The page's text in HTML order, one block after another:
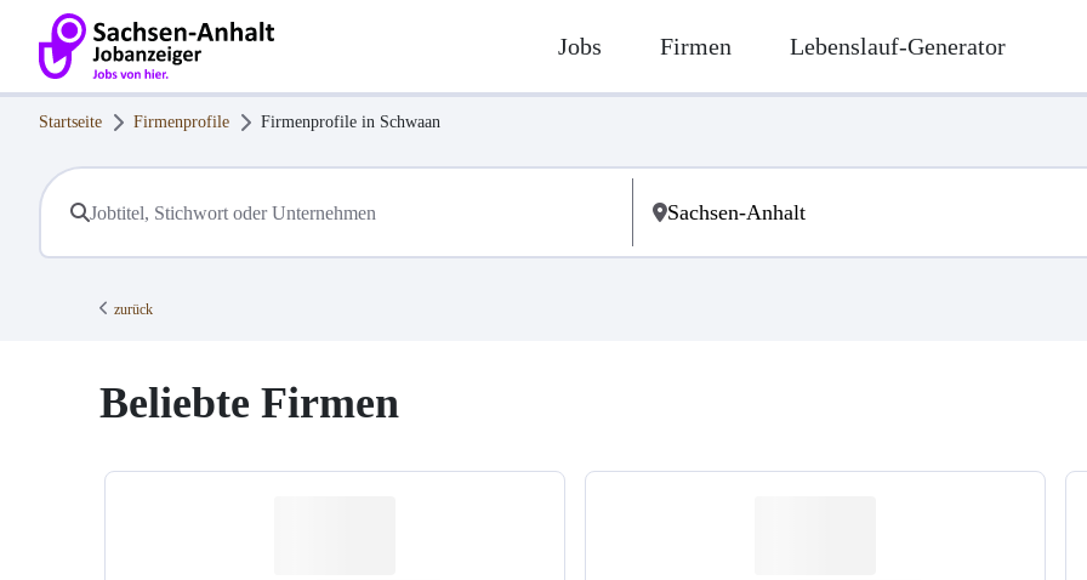
Jobs Firmen Lebenslauf-Generator
Startseite Firmenprofile Firmenprofile in Schwaan
zurück
Beliebte Firmen